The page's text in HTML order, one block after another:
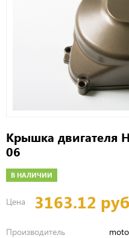
Крышка двигателя
06
В НАЛИЧИИ
Цена 3163.12 руб
Производитель